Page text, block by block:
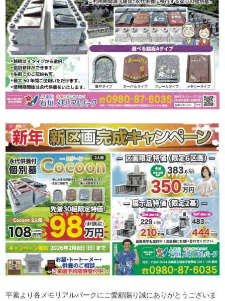
平素より各メモリアルパークにご愛顧賜り誠にありがとうございま